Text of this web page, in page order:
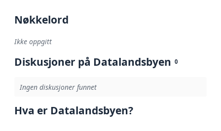
Nøkkelord
Ikke oppgitt
Diskusjoner på Datalandsbyen 0
Ingen diskusjoner funnet
Hva er Datalandsbyen?